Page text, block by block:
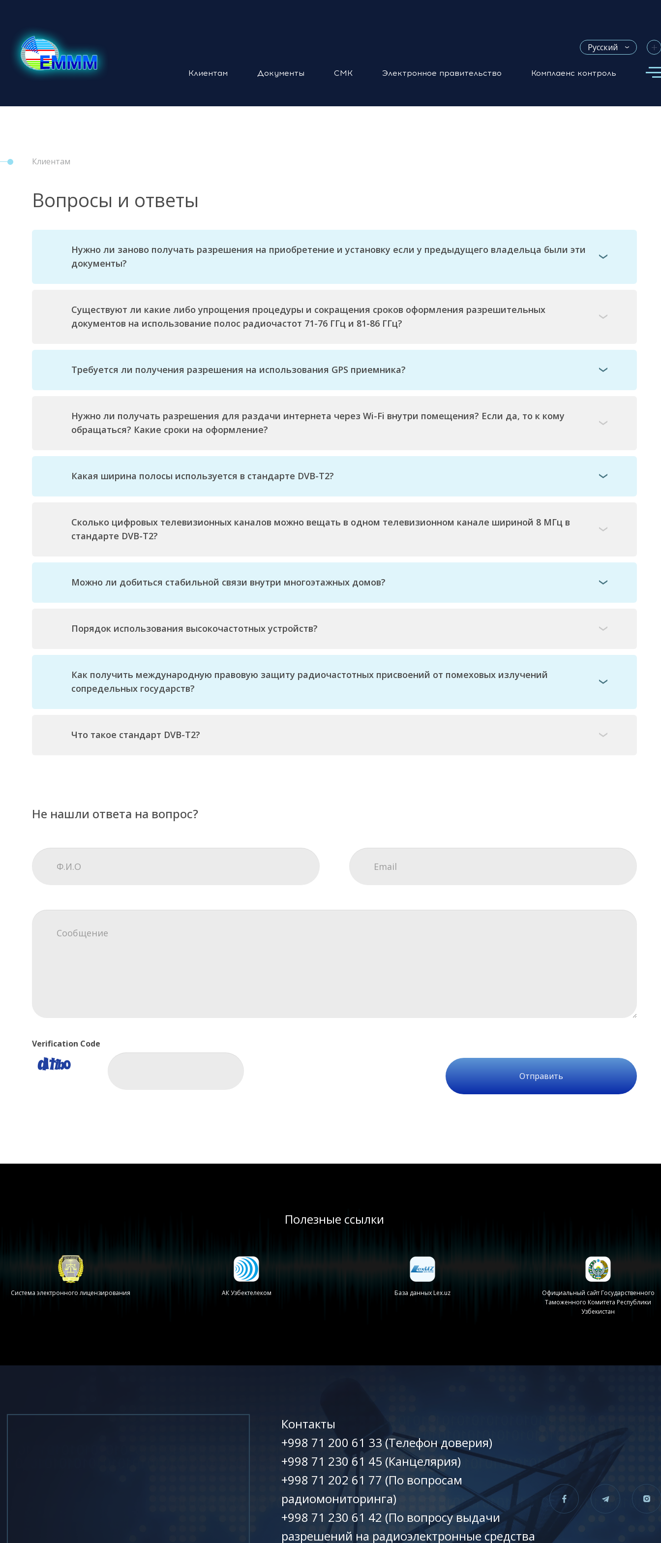
Русский +
Клиентам Документы СМК Электронное правительство Комплаенс контроль
Клиентам
Вопросы и ответы
Нужно ли заново получать разрешения на приобретение и установку если у предыдущего владельца были эти
документы?
Существуют ли какие либо упрощения процедуры и сокращения сроков оформления разрешительных
документов на использование полос радиочастот 71-76 ГГц и 81-86 ГГц?
Требуется ли получения разрешения на использования GPS приемника?
Нужно ли получать разрешения для раздачи интернета через Wi-Fi внутри помещения? Если да, то к кому
обращаться? Какие сроки на оформление?
Какая ширина полосы используется в стандарте DVB-T2?
Сколько цифровых телевизионных каналов можно вещать в одном телевизионном канале шириной 8 МГц в
стандарте DVB-T2?
Можно ли добиться стабильной связи внутри многоэтажных домов?
Порядок использования высокочастотных устройств?
Как получить международную правовую защиту радиочастотных присвоений от помеховых излучений
сопредельных государств?
Что такое стандарт DVB-T2?
Не нашли ответа на вопрос?
Verification Code
Отправить
Полезные ссылки
Система электронного лицензирования АК Узбектелеком База данных Lex.uz
Официальный сайт Государственного
Таможенного Комитета Республики
Узбекистан
Контакты
+998 71 200 61 33 (Телефон доверия)
+998 71 230 61 45 (Канцелярия)
+998 71 202 61 77 (По вопросам
радиомониторинга)
+998 71 230 61 42 (По вопросу выдачи
разрешений на радиоэлектронные средства